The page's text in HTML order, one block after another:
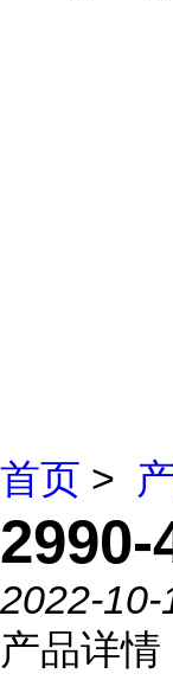
首页 >
2990-
2022-10-
产品详情